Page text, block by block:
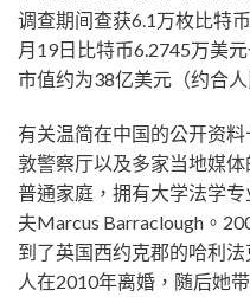
调查期间查获6.1万枚比特
月19日比特币6.2745万美
市值约为38亿美元（约合
有关温简在中国的公开资
敦警察厅以及多家当地媒
普通家庭，拥有大学法学
夫Marcus Barraclough。
到了英国西约克郡的哈利
人在2010年离婚，随后她